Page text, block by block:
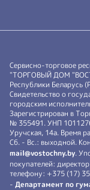
Сервисно-торговое
"ТОРГОВЫЙ ДОМ
Республики
Свидетельство о
городским
Зарегистрирован в
№ 355491. УНП
Уручская, 14а. Время
Сб. - Вс.: выходной.
mail@vostochny.by.
покупателей:
телефону: +375 (17)
- Департамент по